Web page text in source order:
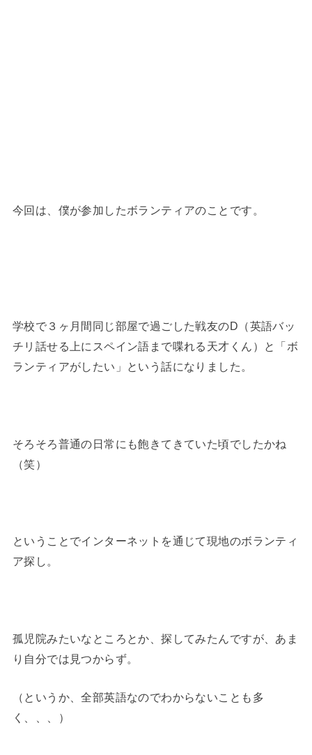
今回は、僕が参加したボランティアのことです。
学校で３ヶ月間同じ部屋で過ごした戦友のD（英語バッ
チリ話せる上にスペイン語まで喋れる天才くん）と「ボ
ランティアがしたい」という話になりました。
そろそろ普通の日常にも飽きてきていた頃でしたかね
（笑）
ということでインターネットを通じて現地のボランティ
ア探し。
孤児院みたいなところとか、探してみたんですが、あま
り自分では見つからず。
（というか、全部英語なのでわからないことも多
く、、、）